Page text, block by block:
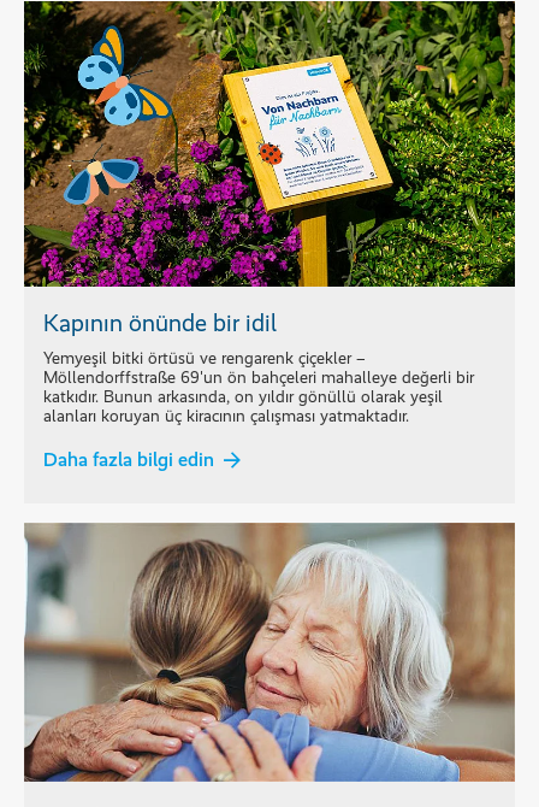
Kapının önünde bir idil
Yemyeşil bitki örtüsü ve rengarenk çiçekler –
Möllendorffstraße 69'un ön bahçeleri mahalleye değerli bir
katkıdır. Bunun arkasında, on yıldır gönüllü olarak yeşil
alanları koruyan üç kiracının çalışması yatmaktadır.
Daha fazla bilgi edin